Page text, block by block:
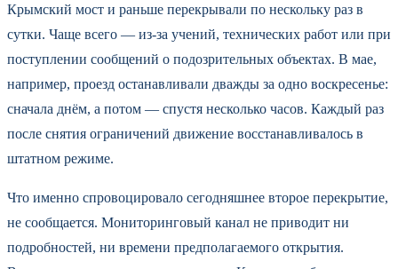
Крымский мост и раньше перекрывали по нескольку раз в
сутки. Чаще всего — из-за учений, технических работ или при
поступлении сообщений о подозрительных объектах. В мае,
например, проезд останавливали дважды за одно воскресенье:
сначала днём, а потом — спустя несколько часов. Каждый раз
после снятия ограничений движение восстанавливалось в
штатном режиме.
Что именно спровоцировало сегодняшнее второе перекрытие,
не сообщается. Мониторинговый канал не приводит ни
подробностей, ни времени предполагаемого открытия.